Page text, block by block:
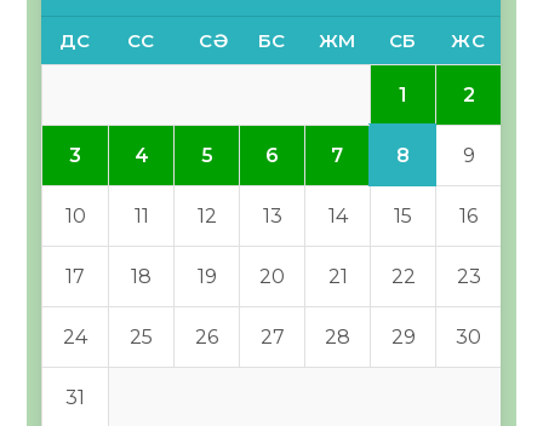
ДС СС СӘ БС ЖМ СБ ЖС
1 2
3 4 5 6 7 8 9
10 11 12 13 14 15 16
17 18 19 20 21 22 23
24 25 26 27 28 29 30
31